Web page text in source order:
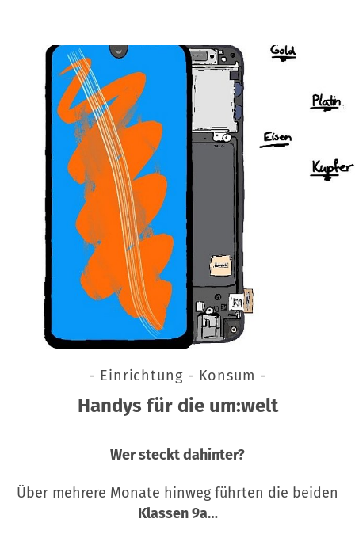
- Einrichtung - Konsum -
Handys für die um:welt
Wer steckt dahinter?
Über mehrere Monate hinweg führten die beiden
Klassen 9a…